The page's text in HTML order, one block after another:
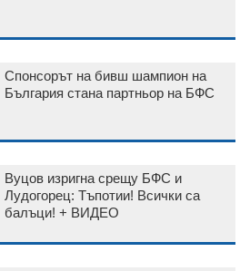
Спонсорът на бивш шампион на
България стана партньор на БФС
Вуцов изригна срещу БФС и
Лудогорец: Тъпотии! Всички са
балъци! + ВИДЕО